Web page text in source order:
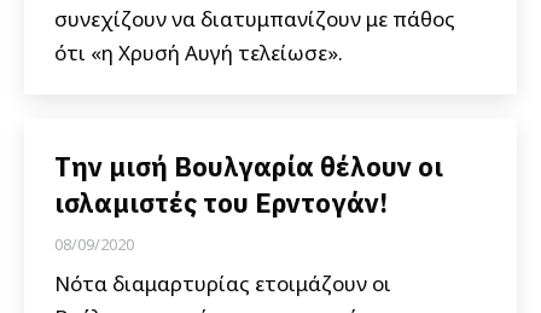
συνεχίζουν να διατυμπανίζουν με πάθος
ότι «η Χρυσή Αυγή τελείωσε».
Την μισή Βουλγαρία θέλουν οι
ισλαμιστές του Ερντογάν!
08/09/2020
Νότα διαμαρτυρίας ετοιμάζουν οι